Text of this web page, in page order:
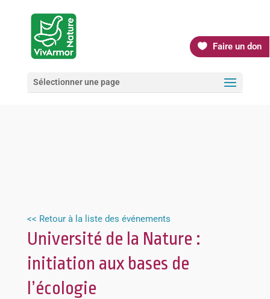
Faire un don
Sélectionner une page
<< Retour à la liste des événements
Université de la Nature :
initiation aux bases de
l’écologie